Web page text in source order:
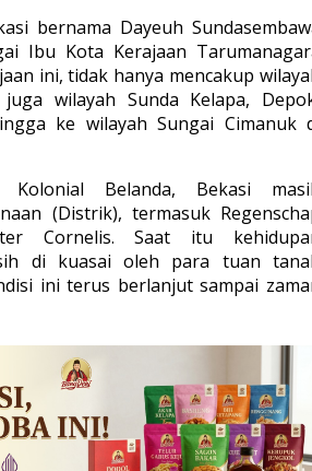
bernama Dayeuh
Ibu Kota Kerajaan
ini, tidak hanya mencakup
wilayah Sunda Kelapa,
ke wilayah Sungai Cimanuk
Kolonial Belanda, Bekasi
(Distrik), termasuk
Cornelis. Saat itu
di kuasai oleh para tuan
ini terus berlanjut sampai